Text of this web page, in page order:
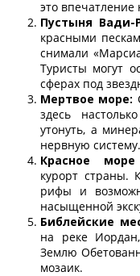
это
Пустыня Вади-
красными
снимали
Туристы могут
сферах под
Мертвое море:
здесь
утонуть, а
нервную систему.
Красное
курорт страны.
рифы и
насыщенной
Библейские
на реке
Землю
мозаик.